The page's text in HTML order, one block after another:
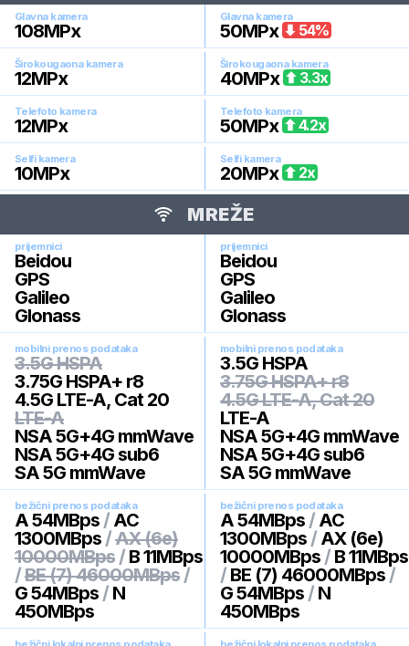
Glavna kamera
108MPx
Glavna kamera
50MPx 54%
Širokougaona kamera
12MPx
Širokougaona kamera
40MPx 3.3x
Telefoto kamera
12MPx
Telefoto kamera
50MPx 4.2x
Selfi kamera
10MPx
Selfi kamera
20MPx 2x
MREŽE
prijemnici
Beidou
GPS
Galileo
Glonass
prijemnici
Beidou
GPS
Galileo
Glonass
mobilni prenos podataka
3.5G HSPA
3.75G HSPA+ r8
4.5G LTE-A, Cat 20
LTE-A
NSA 5G+4G mmWave
NSA 5G+4G sub6
SA 5G mmWave
mobilni prenos podataka
3.5G HSPA
3.75G HSPA+ r8
4.5G LTE-A, Cat 20
LTE-A
NSA 5G+4G mmWave
NSA 5G+4G sub6
SA 5G mmWave
bežični prenos podataka
A 54MBps / AC
1300MBps /AX (6e)
10000MBps / B 11MBps
/BE (7) 46000MBps /
G 54MBps / N
450MBps
bežični prenos podataka
A 54MBps / AC
1300MBps / AX (6e)
10000MBps / B 11MBps
/ BE (7) 46000MBps /
G 54MBps / N
450MBps